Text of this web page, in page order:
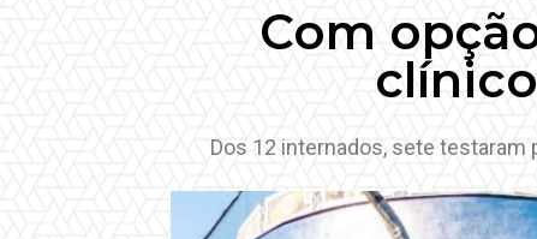
Com
Dos 12 internados, sete